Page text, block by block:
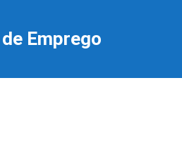
Emprego